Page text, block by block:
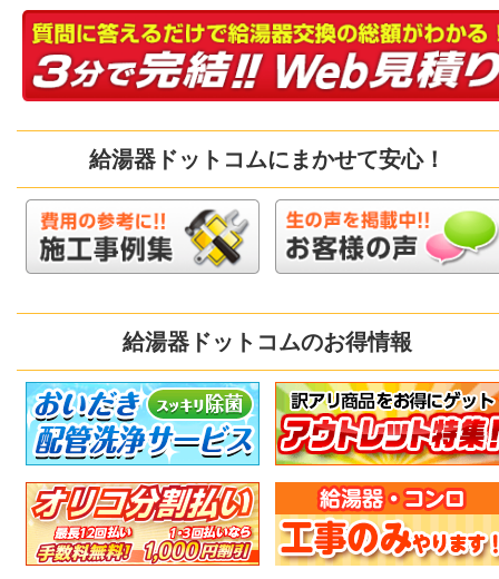
給湯器ドットコムにまかせて安心！
給湯器ドットコムのお得情報